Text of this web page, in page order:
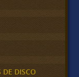
DE DISCO